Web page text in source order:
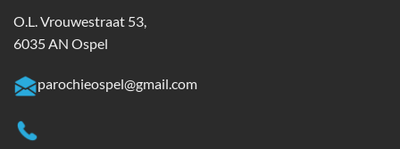
O.L. Vrouwestraat 53,
6035 AN Ospel
parochieospel@gmail.com